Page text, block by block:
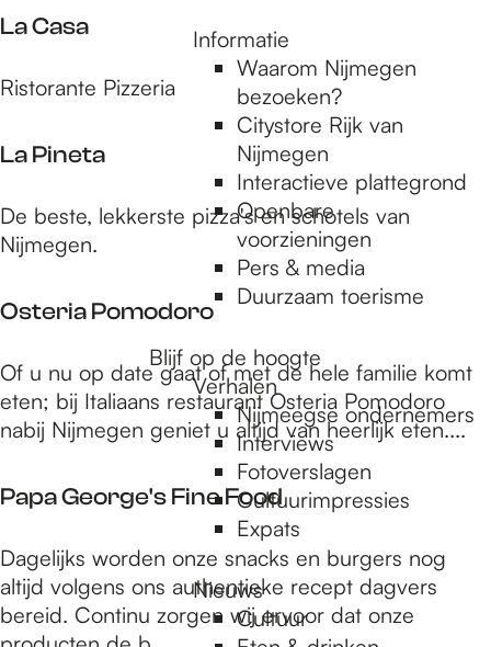
Informatie
Waarom Nijmegen
bezoeken?
Citystore Rijk van
Nijmegen
Interactieve plattegrond
Openbare
voorzieningen
Pers & media
Duurzaam toerisme
Blijf op de hoogte
Verhalen
Nijmeegse ondernemers
Interviews
Fotoverslagen
Cultuurimpressies
Expats
Nieuws
Cultuur
a
a
e
s
N
j
e
g
e
a
n
o
La Casa
L
C
a
s
a
Ristorante Pizzeria
La Pineta
L
a
i
n
e
t
a
De beste, lekkerste pizza's en schotels van
Nijmegen.
Osteria Pomodoro
O
s
t
r
i
a
P
o
m
Of u nu op date gaat of met de hele familie komt
eten; bij Italiaans restaurant Osteria Pomodoro
nabij Nijmegen geniet u altijd van heerlijk eten....
Papa George's Fine Food
P
a
p
Dagelijks worden onze snacks en burgers nog
altijd volgens ons authentieke recept dagvers
bereid. Continu zorgen wij ervoor dat onze